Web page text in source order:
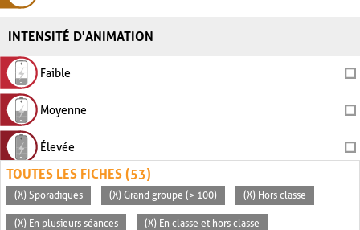
INTENSITÉ D'ANIMATION
Faible
Moyenne
Élevée
TOUTES LES FICHES (53)
(X) Sporadiques (X) Grand groupe (> 100) (X) Hors classe
(X) En plusieurs séances (X) En classe et hors classe